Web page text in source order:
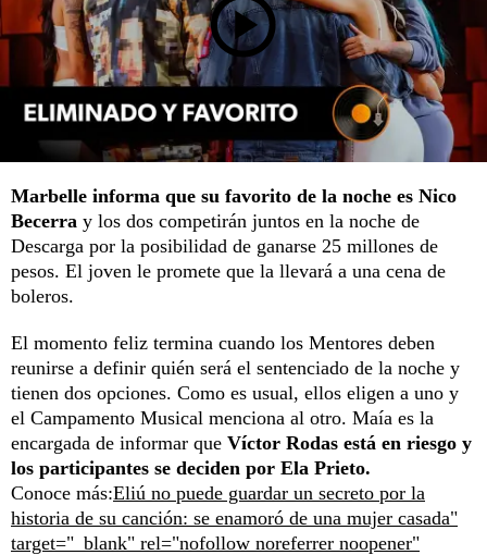
Marbelle informa que su favorito de la noche es Nico
Becerra y los dos competirán juntos en la noche de
Descarga por la posibilidad de ganarse 25 millones de
pesos. El joven le promete que la llevará a una cena de
boleros.
El momento feliz termina cuando los Mentores deben
reunirse a definir quién será el sentenciado de la noche y
tienen dos opciones. Como es usual, ellos eligen a uno y
el Campamento Musical menciona al otro. Maía es la
encargada de informar que Víctor Rodas está en riesgo y
los participantes se deciden por Ela Prieto.
Conoce más:Eliú no puede guardar un secreto por la
historia de su canción: se enamoró de una mujer casada"
target="_blank" rel="nofollow noreferrer noopener"